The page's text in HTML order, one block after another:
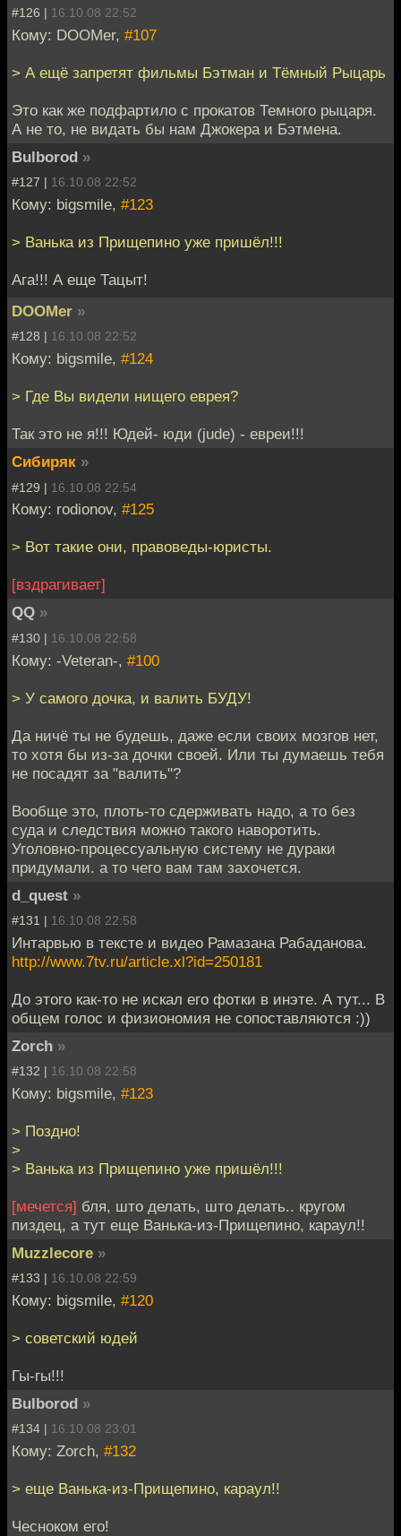
#126 | 16.10.08 22:52
Кому: DOOMer, #107
> А ещё запретят фильмы Бэтман и Тёмный Рыцарь
Это как же подфартило с прокатов Темного рыцаря.
А не то, не видать бы нам Джокера и Бэтмена.
Bulborod »
#127 | 16.10.08 22:52
Кому: bigsmile, #123
> Ванька из Прищепино уже пришёл!!!
Ага!!! А еще Тацыт!
DOOMer »
#128 | 16.10.08 22:52
Кому: bigsmile, #124
> Где Вы видели нищего еврея?
Так это не я!!! Юдей- юди (jude) - евреи!!!
Сибиряк »
#129 | 16.10.08 22:54
Кому: rodionov, #125
> Вот такие они, правоведы-юристы.
[вздрагивает]
QQ »
#130 | 16.10.08 22:58
Кому: -Veteran-, #100
> У самого дочка, и валить БУДУ!
Да ничё ты не будешь, даже если своих мозгов нет,
то хотя бы из-за дочки своей. Или ты думаешь тебя
не посадят за "валить"?
Вообще это, плоть-то сдерживать надо, а то без
суда и следствия можно такого наворотить.
Уголовно-процессуальную систему не дураки
придумали. а то чего вам там захочется.
d_quest »
#131 | 16.10.08 22:58
Интарвью в тексте и видео Рамазана Рабаданова.
http://www.7tv.ru/article.xl?id=250181
До этого как-то не искал его фотки в инэте. А тут... В
общем голос и физиономия не сопоставляются :))
Zorch »
#132 | 16.10.08 22:58
Кому: bigsmile, #123
> Поздно!
>
> Ванька из Прищепино уже пришёл!!!
[мечется] бля, што делать, што делать.. кругом
пиздец, а тут еще Ванька-из-Прищепино, караул!!
Muzzlecore »
#133 | 16.10.08 22:59
Кому: bigsmile, #120
> советский юдей
Гы-гы!!!
Bulborod »
#134 | 16.10.08 23:01
Кому: Zorch, #132
> еще Ванька-из-Прищепино, караул!!
Чесноком его!